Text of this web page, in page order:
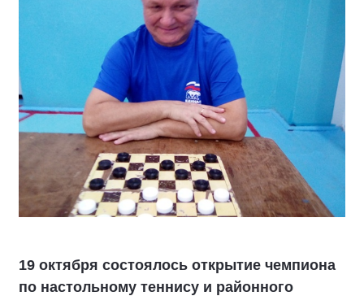
19 октября состоялось открытие чемпиона
по настольному теннису и районного